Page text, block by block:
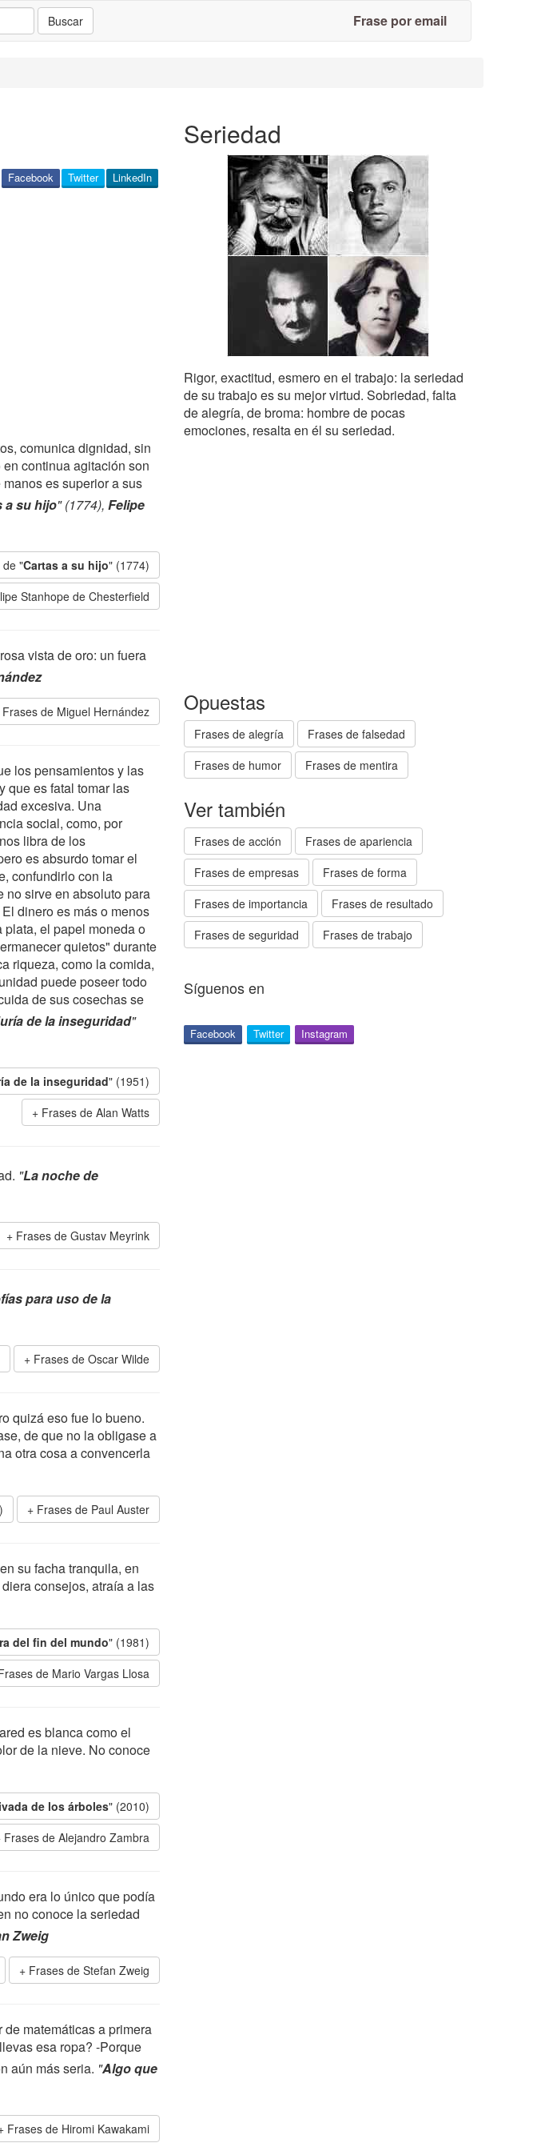
Buscar Frase por email
LinkedIn
Twitter
Facebook
comunica dignidad, sin
continua agitación son
es superior a sus
a su hijo" (1774), Felipe
de "Cartas a su hijo" (1774)
Stanhope de Chesterfield
vista de oro: un fuera
Frases de Miguel Hernández
los pensamientos y las
que es fatal tomar las
excesiva. Una
social, como, por
libra de los
es absurdo tomar el
confundirlo con la
no sirve en absoluto para
dinero es más o menos
plata, el papel moneda o
quietos" durante
riqueza, como la comida,
puede poseer todo
de sus cosechas se
de la inseguridad"
de la inseguridad" (1951)
Frases de Alan Watts
"La noche de
Frases de Gustav Meyrink
para uso de la
Frases de Oscar Wilde
quizá eso fue lo bueno.
de que no la obligase a
otra cosa a convencerla
Frases de Paul Auster
su facha tranquila, en
consejos, atraía a las
del fin del mundo" (1981)
de Mario Vargas Llosa
es blanca como el
de la nieve. No conoce
de los árboles" (2010)
Frases de Alejandro Zambra
era lo único que podía
no conoce la seriedad
Zweig
Frases de Stefan Zweig
matemáticas a primera
esa ropa? -Porque
aún más seria. "Algo que
Frases de Hiromi Kawakami
Seriedad
Rigor, exactitud, esmero en el trabajo: la seriedad
de su trabajo es su mejor virtud. Sobriedad, falta
de alegría, de broma: hombre de pocas
emociones, resalta en él su seriedad.
Opuestas
Frases de alegría
Frases de falsedad
Frases de humor
Frases de mentira
Ver también
Frases de acción
Frases de apariencia
Frases de empresas
Frases de forma
Frases de importancia
Frases de resultado
Frases de seguridad
Frases de trabajo
Síguenos en
Facebook Twitter Instagram